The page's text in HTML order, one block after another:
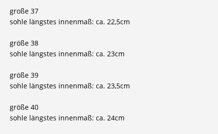
große 37
sohle längstes innenmaß: ca. 22,5cm
größe 38
sohle längstes innenmaß: ca. 23cm
größe 39
sohle längstes innenmaß: ca. 23,5cm
größe 40
sohle längstes innenmaß: ca. 24cm